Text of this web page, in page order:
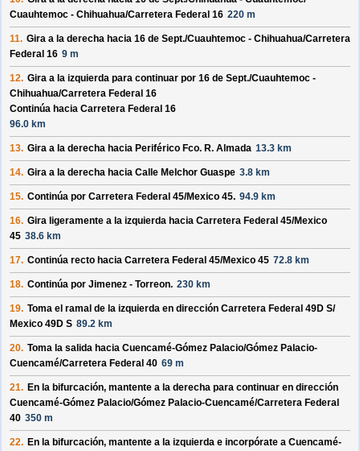
Cuauhtemoc - Chihuahua/Carretera Federal 16 220 m
11. Gira a la derecha hacia 16 de Sept./Cuauhtemoc - Chihuahua/Carretera
Federal 16 9 m
12. Gira a la izquierda para continuar por 16 de Sept./Cuauhtemoc -
Chihuahua/Carretera Federal 16
Continúa hacia Carretera Federal 16
96.0 km
13. Gira a la derecha hacia Periférico Fco. R. Almada 13.3 km
14. Gira a la derecha hacia Calle Melchor Guaspe 3.8 km
15. Continúa por Carretera Federal 45/Mexico 45. 94.9 km
16. Gira ligeramente a la izquierda hacia Carretera Federal 45/Mexico
45 38.6 km
17. Continúa recto hacia Carretera Federal 45/Mexico 45 72.8 km
18. Continúa por Jimenez - Torreon. 230 km
19. Toma el ramal de la izquierda en dirección Carretera Federal 49D S/
Mexico 49D S 89.2 km
20. Toma la salida hacia Cuencamé-Gómez Palacio/Gómez Palacio-
Cuencamé/Carretera Federal 40 69 m
21. En la bifurcación, mantente a la derecha para continuar en dirección
Cuencamé-Gómez Palacio/Gómez Palacio-Cuencamé/Carretera Federal
40 350 m
22. En la bifurcación, mantente a la izquierda e incorpórate a Cuencamé-